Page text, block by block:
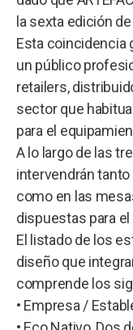
la sexta edición
Esta coincidencia
un público
retailers,
sector que
para el
A lo largo de las
intervendrán
como en las
dispuestas para
El listado de los
diseño que
comprende los
• Empresa /